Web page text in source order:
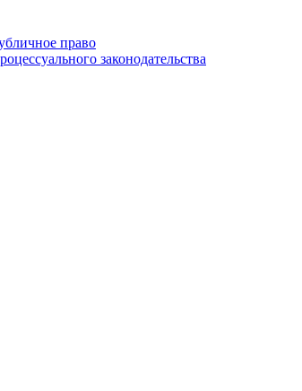
право
законодательства